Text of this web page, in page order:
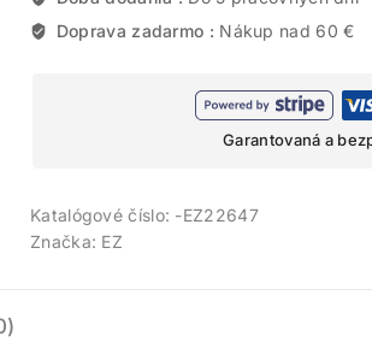
Doprava zadarmo : Nákup nad 60 €
Garantovaná a
Katalógové číslo: -EZ22647
Značka: EZ
zbierajte odmeny!
vernostného účtu.